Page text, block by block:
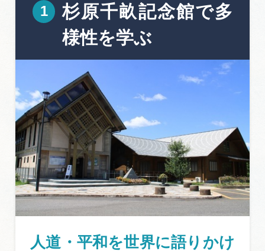
杉原千畝記念館で多
様性を学ぶ
人道・平和を世界に語りかけ